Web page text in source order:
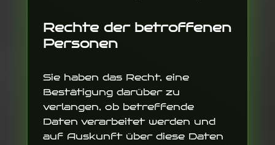
Rechte der betroffenen
Personen
Sie haben das Recht, eine
Bestätigung darüber zu
verlangen, ob betreffende
Daten verarbeitet werden und
auf Auskunft über diese Daten